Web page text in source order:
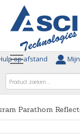
op afstand
Parathom